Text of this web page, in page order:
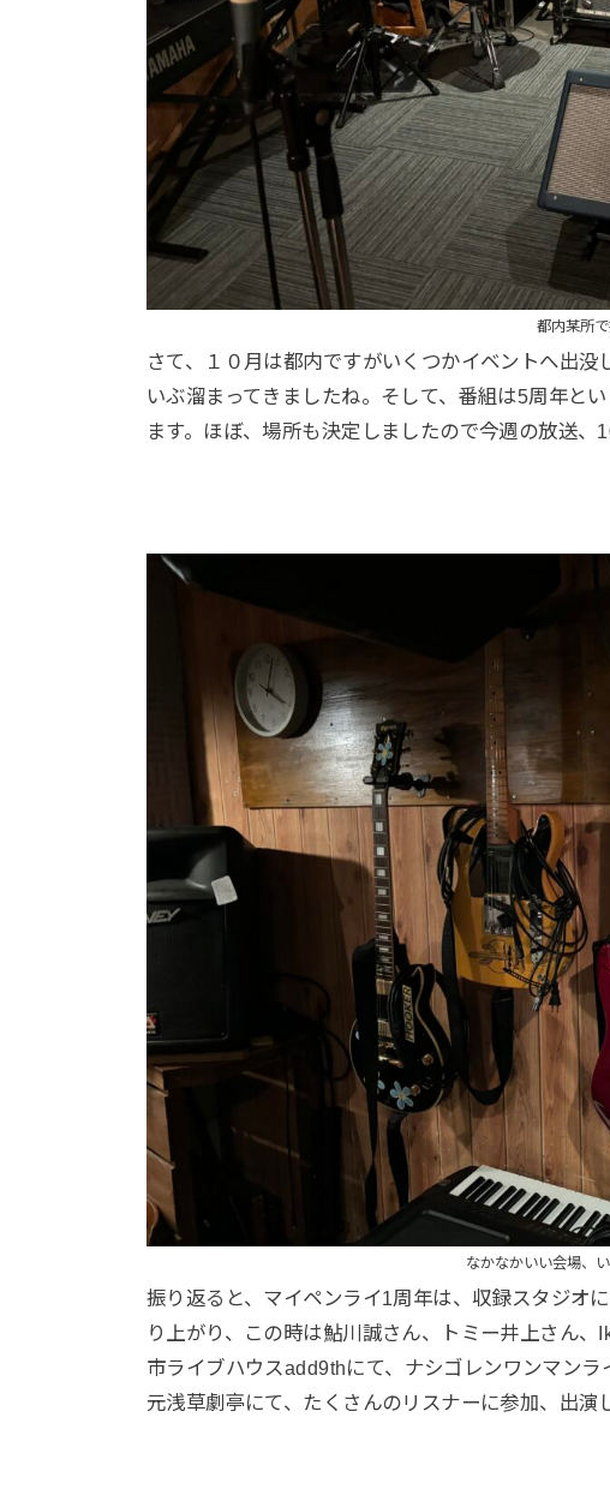
都内某所
さて、１０月は都内ですがいくつかイベントへ出
いぶ溜まってきましたね。そして、番組は5周年と
ます。ほぼ、場所も決定しましたので今週の放送、
なかなかいい会場、
振り返ると、マイペンライ1周年は、収録スタジオ
り上がり、この時は鮎川誠さん、トミー井上さん
市ライブハウスadd9thにて、ナシゴレンワンマン
元浅草劇亭にて、たくさんのリスナーに参加、出演